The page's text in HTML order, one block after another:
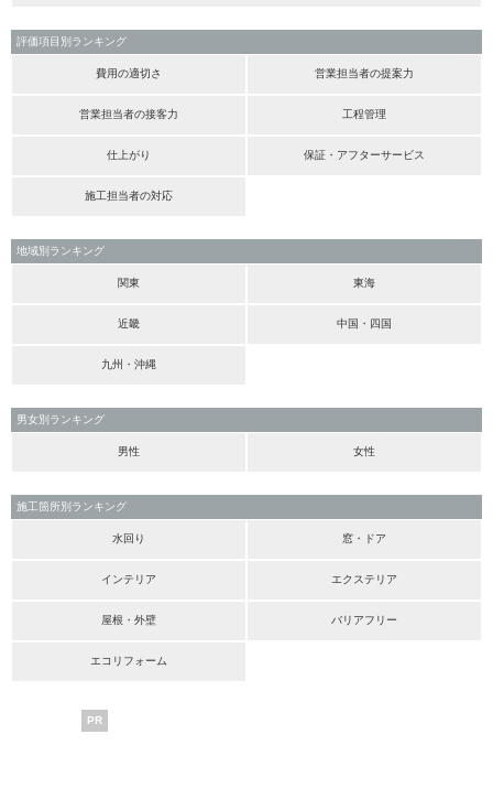
評価項目別ランキング
費用の適切さ 営業担当者の提案力
営業担当者の接客力 工程管理
仕上がり 保証・アフターサービス
施工担当者の対応
地域別ランキング
関東 東海
近畿 中国・四国
九州・沖縄
男女別ランキング
男性 女性
施工箇所別ランキング
水回り 窓・ドア
インテリア エクステリア
屋根・外壁 バリアフリー
エコリフォーム
PR